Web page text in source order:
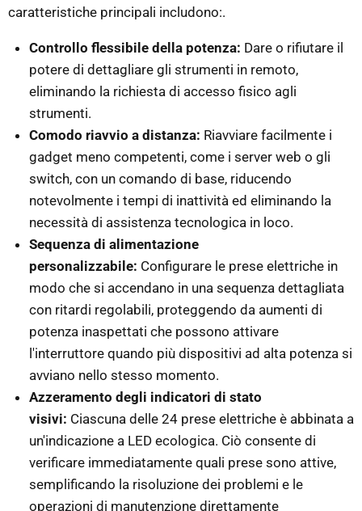
caratteristiche principali includono:.
Controllo flessibile della potenza: Dare o rifiutare il
potere di dettagliare gli strumenti in remoto,
eliminando la richiesta di accesso fisico agli
strumenti.
Comodo riavvio a distanza: Riavviare facilmente i
gadget meno competenti, come i server web o gli
switch, con un comando di base, riducendo
notevolmente i tempi di inattività ed eliminando la
necessità di assistenza tecnologica in loco.
Sequenza di alimentazione
personalizzabile: Configurare le prese elettriche in
modo che si accendano in una sequenza dettagliata
con ritardi regolabili, proteggendo da aumenti di
potenza inaspettati che possono attivare
l'interruttore quando più dispositivi ad alta potenza si
avviano nello stesso momento.
Azzeramento degli indicatori di stato
visivi: Ciascuna delle 24 prese elettriche è abbinata a
un'indicazione a LED ecologica. Ciò consente di
verificare immediatamente quali prese sono attive,
semplificando la risoluzione dei problemi e le
operazioni di manutenzione direttamente